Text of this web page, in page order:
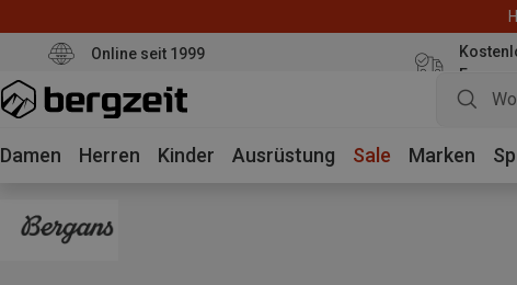
Online seit 1999
Euro
Damen Herren Kinder Ausrüstung Sale Marken